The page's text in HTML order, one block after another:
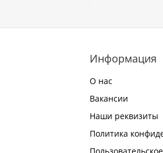
Информация
О нас
Вакансии
Наши реквизиты
Политика